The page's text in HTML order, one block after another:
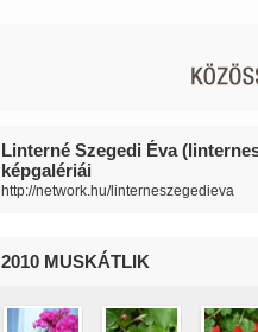
Linterné Szegedi Éva
képgalériái
http://network.hu/linterneszegedieva
2010 MUSKÁTLIK